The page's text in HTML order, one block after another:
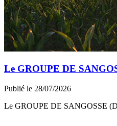
Le GROUPE DE
Publié le 28/07/2026
Le GROUPE DE SANGOSSE